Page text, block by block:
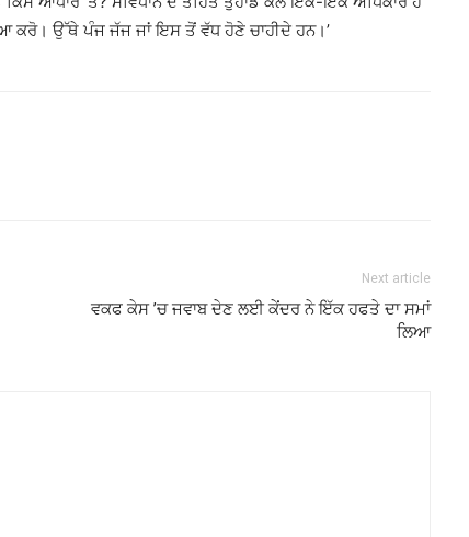
ਕਰੋ। ਉੱਥੇ ਪੰਜ ਜੱਜ ਜਾਂ ਇਸ ਤੋਂ ਵੱਧ ਹੋਣੇ ਚਾਹੀਦੇ ਹਨ।’
Next article
ਵਕਫ ਕੇਸ ’ਚ ਜਵਾਬ ਦੇਣ ਲਈ ਕੇਂਦਰ ਨੇ ਇੱਕ ਹਫਤੇ ਦਾ ਸਮਾਂ
ਲਿਆ